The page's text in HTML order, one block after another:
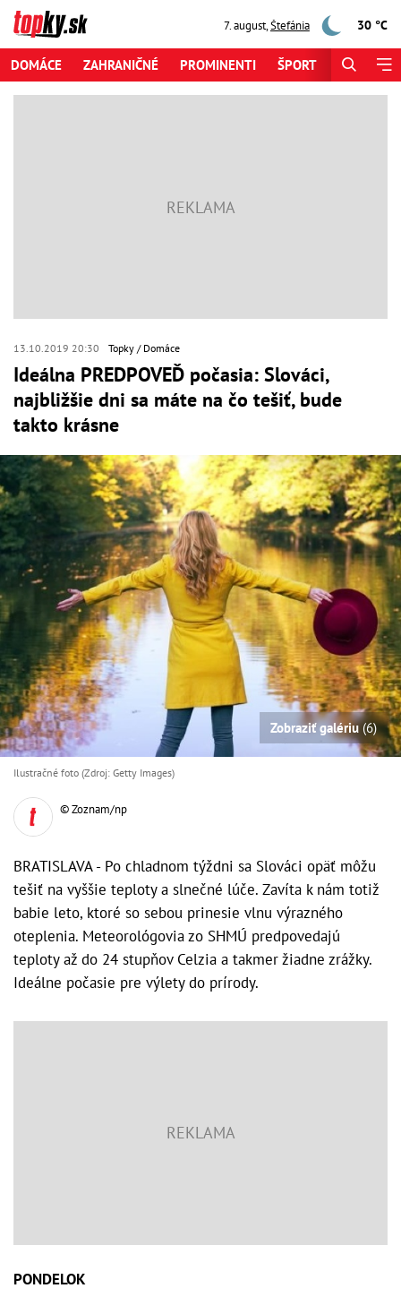
7. august,Štefánia 30 °C
DOMÁCE ZAHRANIČNÉ PROMINENTI ŠPORT
13.10.2019 20:30 Topky Domáce
Ideálna PREDPOVEĎ počasia: Slováci,
najbližšie dni sa máte na čo tešiť, bude
takto krásne
Zobraziť galériu(6)
Ilustračné foto (Zdroj: Getty Images)
© Zoznam/np
BRATISLAVA - Po chladnom týždni sa Slováci opäť môžu
tešiť na vyššie teploty a slnečné lúče. Zavíta k nám totiž
babie leto, ktoré so sebou prinesie vlnu výrazného
oteplenia. Meteorológovia zo SHMÚ predpovedajú
teploty až do 24 stupňov Celzia a takmer žiadne zrážky.
Ideálne počasie pre výlety do prírody.
PONDELOK